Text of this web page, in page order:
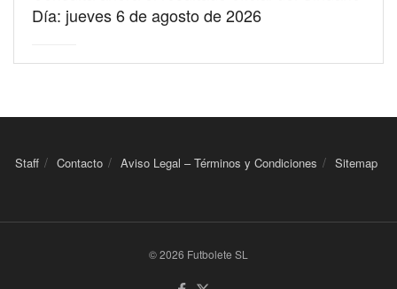
Día: jueves 6 de agosto de 2026
Staff Contacto Aviso Legal – Términos y Condiciones Sitemap
© 2026 Futbolete SL